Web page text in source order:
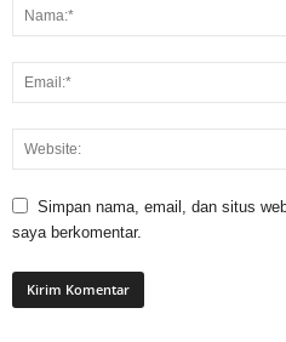
Simpan nama, email, dan situs
saya berkomentar.